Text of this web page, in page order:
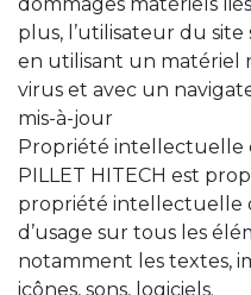
plus, l’utilisateur du site
en utilisant un matériel
virus et avec un
mis-à-jour
Propriété intellectuelle
PILLET HITECH est
propriété intellectuelle
d’usage sur tous les
notamment les textes,
icônes, sons, logiciels.